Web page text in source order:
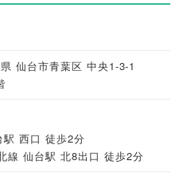
仙台市青葉区 中央1-3-1
西口 徒歩2分
線 仙台駅 北8出口 徒歩2分